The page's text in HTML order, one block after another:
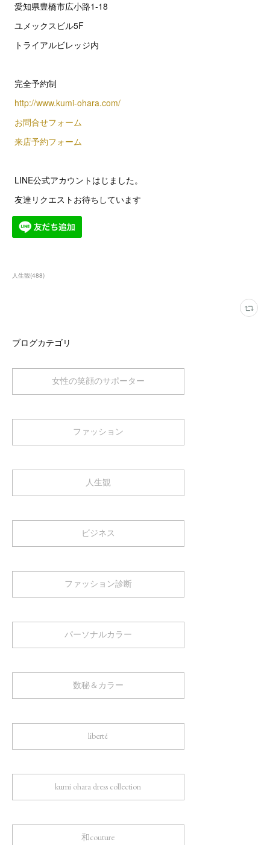
愛知県豊橋市広小路1-18
ユメックスビル5F
トライアルビレッジ内
完全予約制
http://www.kumi-ohara.com/
お問合せフォーム
来店予約フォーム
LINE公式アカウントはじました。
友達リクエストお待ちしています
人生観(488)
ブログカテゴリ
女性の笑顔のサポーター
ファッション
人生観
ビジネス
ファッション診断
パーソナルカラー
数秘＆カラー
liberté
kumi ohara dress collection
和couture